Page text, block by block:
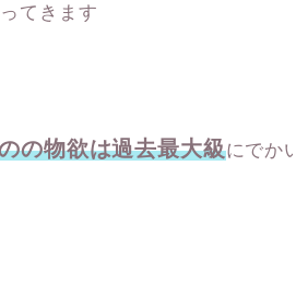
てきます
の物欲は過去最大級にでか